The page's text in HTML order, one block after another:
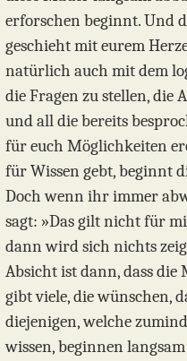
erforschen beginnt. Und
geschieht mit eurem
natürlich auch mit dem
die Fragen zu stellen, die
und all die bereits
für euch Möglichkeiten
für Wissen gebt, beginnt
Doch wenn ihr immer
sagt: »Das gilt nicht für
dann wird sich nichts
Absicht ist dann, dass die
gibt viele, die wünschen,
diejenigen, welche
wissen, beginnen